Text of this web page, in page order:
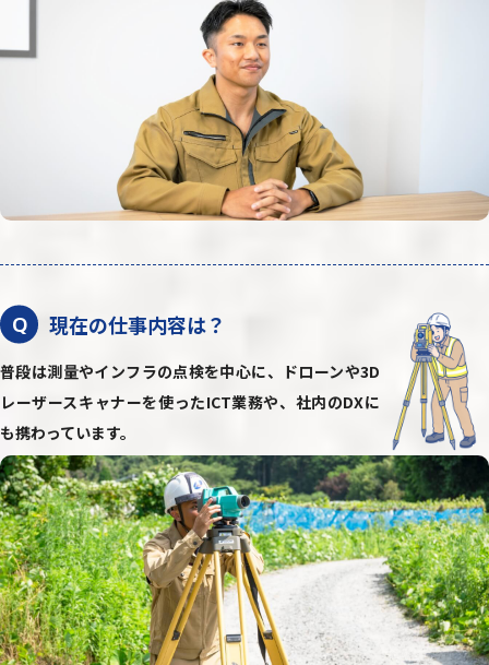
Q 現在の仕事内容は？
普段は測量やインフラの点検を中心に、ドローンや3D
レーザースキャナーを使ったICT業務や、社内のDXに
も携わっています。